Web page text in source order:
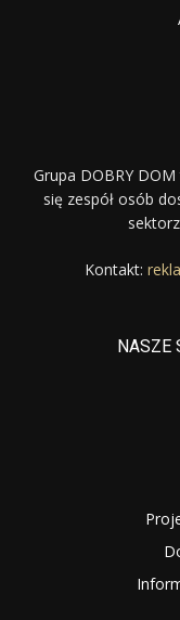
Grupa DOBRY
się zespół osób
Kontakt:
NASZE